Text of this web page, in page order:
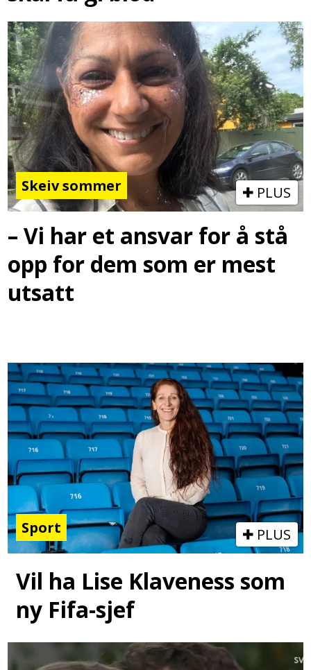
Skeiv sommer PLUS
– Vi har et ansvar for å stå
opp for dem som er mest
utsatt
Sport PLUS
Vil ha Lise Klaveness som
ny Fifa-sjef